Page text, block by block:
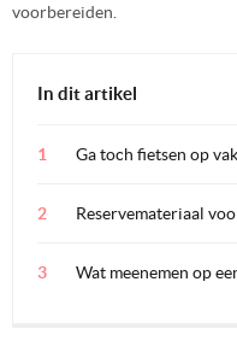
voorbereiden.
In dit artikel
Ga toch fietsen op
Reservemateriaal
Wat meenemen op